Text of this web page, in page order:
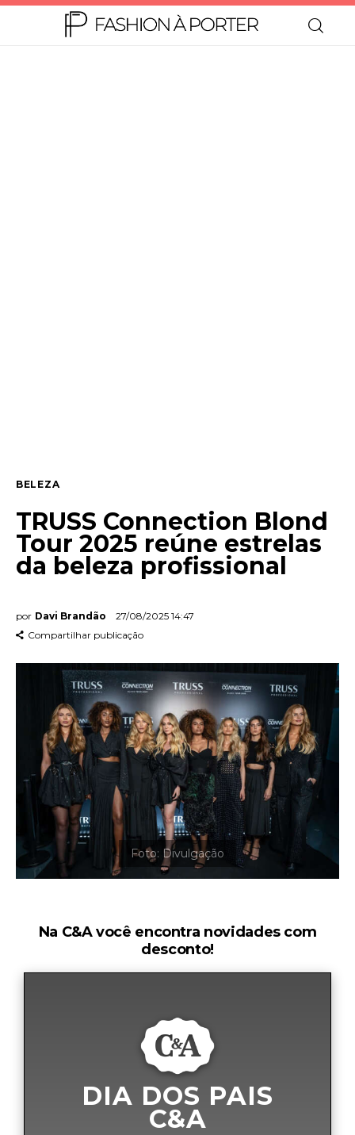
Quem somos
Contato
BELEZA
TRUSS Connection Blond
Tour 2025 reúne estrelas
da beleza profissional
por Davi Brandão
27/08/2025 14:47
Compartilhar publicação
Na C&A você encontra novidades com
desconto!
DIA DOS PAIS
C&A